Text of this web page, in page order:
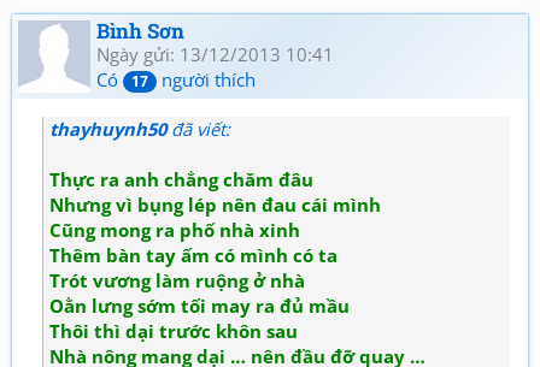
Bình Sơn
Ngày gửi: 13/12/2013 10:41
Có
17 người thích
thayhuynh50đã viết:
Thực ra anh chẳng chăm đâu
Nhưng vì bụng lép nên đau cái mình
Cũng mong ra phố nhà xinh
Thêm bàn tay ấm có mình có ta
Trót vương làm ruộng ở nhà
Oằn lưng sớm tối may ra đủ mầu
Thôi thì dại trước khôn sau
Nhà nông mang dại … nên đầu đỡ quay …